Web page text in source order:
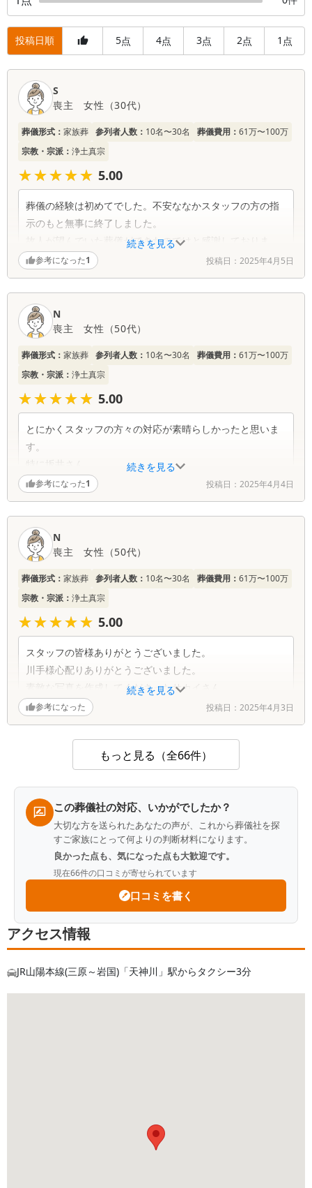
投稿日順 5点 4点 3点 2点 1 点
口
続きを見る
S
喪主
女性 （30代）
葬儀形式： 家族葬 参列者人数： 10名〜30名 葬儀費用： 61万〜100万
宗教・宗派： 浄土真宗
★★★★★
★★★★★ 5.00
葬儀の経験は初めてでした。不安ななかスタッフの方の指
示のもと無事に終了しました。
故人が望んでいた葬儀ができたのではと感謝しておりま
す。
多田さんの通夜・葬儀の順準・流れの説明も的確で安心で
きました。
川手さんの気配りに遺族として喜んでいます。(故人の好き
な甘いものとお茶を添えて下さいました)
参考になった1 投稿日： 2025年4月5日
続きを見る
N
喪主
女性 （50代）
葬儀形式： 家族葬 参列者人数： 10名〜30名 葬儀費用： 61万〜100万
宗教・宗派： 浄土真宗
★★★★★
★★★★★ 5.00
とにかくスタッフの方々の対応が素晴らしかったと思いま
す。
特に坂井さん。
参考になった1 投稿日： 2025年4月4日
続きを見る
N
喪主
女性 （50代）
葬儀形式： 家族葬 参列者人数： 10名〜30名 葬儀費用： 61万〜100万
宗教・宗派： 浄土真宗
★★★★★
★★★★★ 5.00
スタッフの皆様ありがとうございました。
川手様心配りありがとうございました。
素敵な写真を作成してくださったサカイさん。
ありがとうございました。
無事葬儀を終えた今、感謝の気持ちでいっぱいです。
参考になった 投稿日： 2025年4月3日
もっと見る（全66件）
この葬儀社の対応、いかがでしたか？
大切な方を送られたあなたの声が、これから葬儀社を探
すご家族にとって何よりの判断材料になります。
良かった点も、気になった点も大歓迎です。
現在66件の口コミが寄せられています
口コミを書く
アクセス情報
JR山陽本線(三原～岩国)「天神川」駅からタクシー3分